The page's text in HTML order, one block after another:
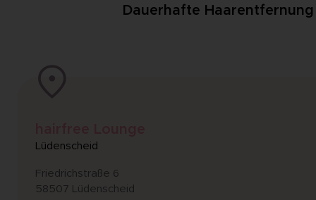
Dauerhafte
Lüdenscheid
Friedrichstraße 6
58507 Lüdenscheid